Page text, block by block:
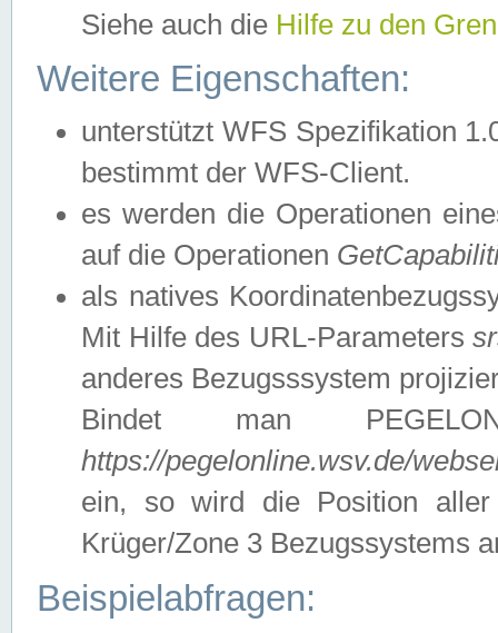
Siehe auch die Hilfe zu den
Weitere Eigenschaften:
unterstützt WFS Spezifikation
bestimmt der WFS-Client.
es werden die Operationen
auf die Operationen
als natives
Mit Hilfe des URL-Parameters
anderes Bezugsssystem
Bindet man
https://pegelonline.wsv.de/
ein, so wird die Position
Krüger/Zone 3 Bezugssystems
Beispielabfragen: